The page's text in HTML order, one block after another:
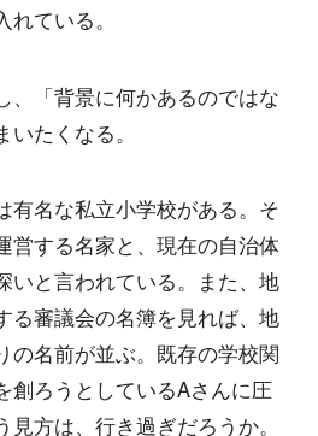
ている。
、「背景に何かあるのではな
たくなる。
有名な私立小学校がある。そ
営する名家と、現在の自治体
いと言われている。また、地
る審議会の名簿を見れば、地
の名前が並ぶ。既存の学校関
創ろうとしているAさんに圧
方は、行き過ぎだろうか。